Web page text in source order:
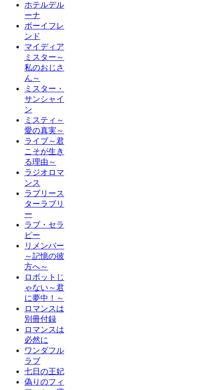
ホテルデル
ーナ
ボーイフレ
ンド
マイディア
ミスター～
私のおじさ
ん～
ミスター・
サンシャイ
ン
ミスティ～
愛の真実～
ライブ～君
こそが生き
る理由～
ラジオロマ
ンス
ラブリース
ターラブリ
ー
ラブ・セラ
ピー
リメンバー
～記憶の彼
方へ～
ロボットじ
ゃない～君
に夢中！～
ロマンスは
別冊付録
ロマンスは
必然に
ワンダフル
ラブ
七日の王妃
偽りのフィ